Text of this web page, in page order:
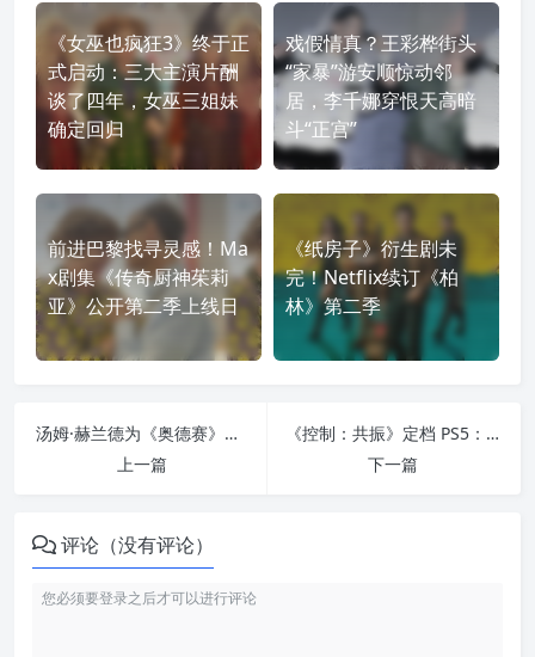
《女巫也疯狂3》终于正
式启动：三大主演片酬
谈了四年，女巫三姐妹
确定回归
戏假情真？王彩桦街头
“家暴”游安顺惊动邻
居，李千娜穿恨天高暗
斗“正宫”
前进巴黎找寻灵感！Ma
x剧集《传奇厨神茱莉
亚》公开第二季上线日
《纸房子》衍生剧未
完！Netflix续订《柏
林》第二季
汤姆·赫兰德为《奥德赛》说服索尼延拍《蜘蛛侠4》：延期反而救了新片质量
上一篇
《控制：共振》定档 PS5：杰西缺席，迪伦独闯扭曲曼哈顿
下一篇
评论（没有评论）